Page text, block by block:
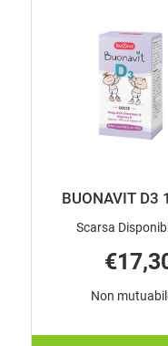
BUONAVIT D3
Scarsa
Non